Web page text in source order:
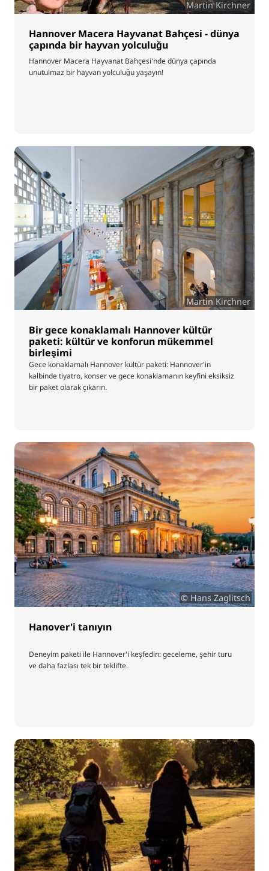
Martin Kirchner
Hannover Macera Hayvanat Bahçesi - dünya
çapında bir hayvan yolculuğu
Hannover Macera Hayvanat Bahçesi'nde dünya çapında
unutulmaz bir hayvan yolculuğu yaşayın!
Martin Kirchner
Bir gece konaklamalı Hannover kültür
paketi: kültür ve konforun mükemmel
birleşimi
Gece konaklamalı Hannover kültür paketi: Hannover'in
kalbinde tiyatro, konser ve gece konaklamanın keyfini eksiksiz
bir paket olarak çıkarın.
© Hans Zaglitsch
Hanover'i tanıyın
Deneyim paketi ile Hannover'i keşfedin: geceleme, şehir turu
ve daha fazlası tek bir teklifte.